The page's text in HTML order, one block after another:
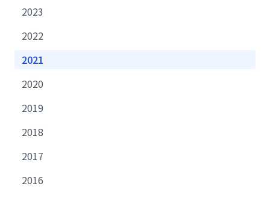
2023
2022
2021
2020
2019
2018
2017
2016